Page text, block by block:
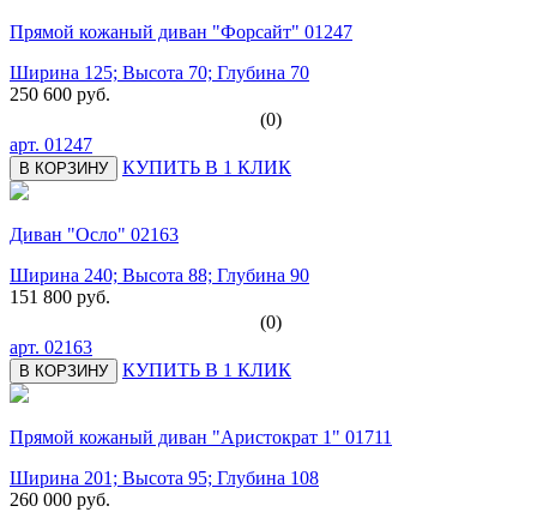
Прямой кожаный диван "Форсайт" 01247
Ширина 125; Высота 70; Глубина 70
250 600 руб.
(0)
арт. 01247
В КОРЗИНУ КУПИТЬ В 1 КЛИК
Диван "Осло" 02163
Ширина 240; Высота 88; Глубина 90
151 800 руб.
(0)
арт. 02163
В КОРЗИНУ КУПИТЬ В 1 КЛИК
Прямой кожаный диван "Аристократ 1" 01711
Ширина 201; Высота 95; Глубина 108
260 000 руб.